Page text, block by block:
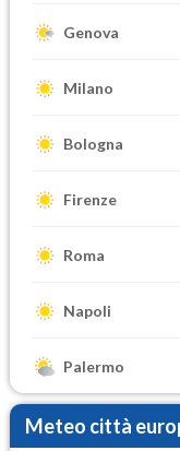
Genova
Milano
Bologna
Firenze
Roma
Napoli
Palermo
Meteo città